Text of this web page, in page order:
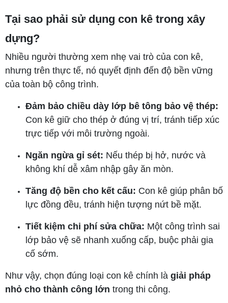
Tại sao phải sử dụng con kê trong xây
dựng?
Nhiều người thường xem nhẹ vai trò của con kê,
nhưng trên thực tế, nó quyết định đến độ bền vững
của toàn bộ công trình.
Đảm bảo chiều dày lớp bê tông bảo vệ thép:
Con kê giữ cho thép ở đúng vị trí, tránh tiếp xúc
trực tiếp với môi trường ngoài.
Ngăn ngừa gỉ sét: Nếu thép bị hở, nước và
không khí dễ xâm nhập gây ăn mòn.
Tăng độ bền cho kết cấu: Con kê giúp phân bố
lực đồng đều, tránh hiện tượng nứt bề mặt.
Tiết kiệm chi phí sửa chữa: Một công trình sai
lớp bảo vệ sẽ nhanh xuống cấp, buộc phải gia
cố sớm.
Như vậy, chọn đúng loại con kê chính là giải pháp
nhỏ cho thành công lớn trong thi công.